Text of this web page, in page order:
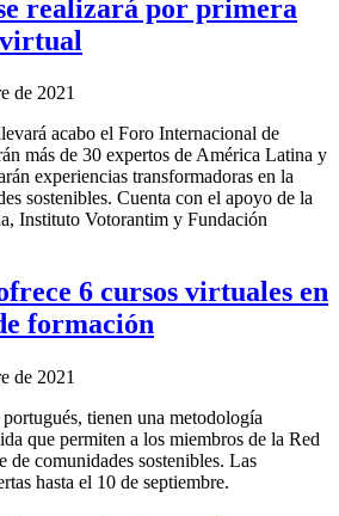
realizará por primera
de 2021
acabo el Foro Internacional de
más de 30 expertos de América Latina y
experiencias transformadoras en la
sostenibles. Cuenta con el apoyo de la
Instituto Votorantim y Fundación
6 cursos virtuales en
formación
de 2021
tienen una metodología
que permiten a los miembros de la Red
de comunidades sostenibles. Las
hasta el 10 de septiembre.